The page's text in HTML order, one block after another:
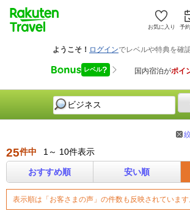
お気に入り 予
25件中 1～ 10件表示
おすすめ順 安い順
表示順は「お客さまの声」の件数も反映されています